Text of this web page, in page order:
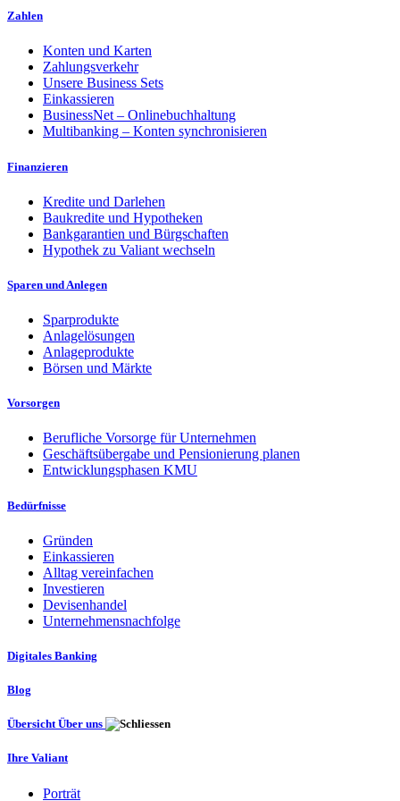
Zahlen
Konten und Karten
Zahlungsverkehr
Unsere Business Sets
Einkassieren
BusinessNet – Onlinebuchhaltung
Multibanking – Konten synchronisieren
Finanzieren
Kredite und Darlehen
Baukredite und Hypotheken
Bankgarantien und Bürgschaften
Hypothek zu Valiant wechseln
Sparen und Anlegen
Sparprodukte
Anlagelösungen
Anlageprodukte
Börsen und Märkte
Vorsorgen
Berufliche Vorsorge für Unternehmen
Geschäftsübergabe und Pensionierung planen
Entwicklungsphasen KMU
Bedürfnisse
Gründen
Einkassieren
Alltag vereinfachen
Investieren
Devisenhandel
Unternehmensnachfolge
Digitales Banking
Blog
Übersicht Über uns
Ihre Valiant
Porträt